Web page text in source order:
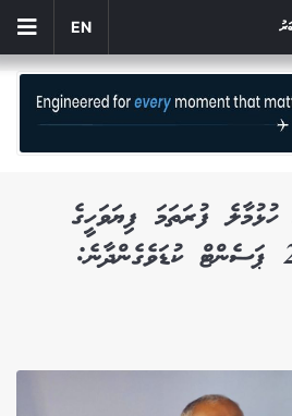
EN
ފުރަތަމަ ފިޔަވަހީގެ
ފްލެޓްތަކުގެ ކުލިން 20 ޕަސެންޓް ކުޑަވެގެންދާނެ: